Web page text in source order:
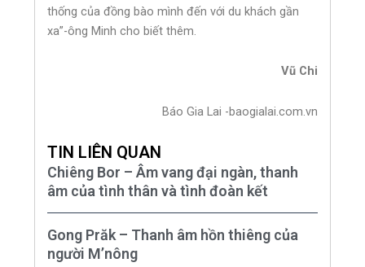
thống của đồng bào mình đến với du khách gần
xa”-ông Minh cho biết thêm.
Vũ Chi
Báo Gia Lai -baogialai.com.vn
TIN LIÊN QUAN
Chiêng Bor – Âm vang đại ngàn, thanh
âm của tình thân và tình đoàn kết
Gong Prăk – Thanh âm hồn thiêng của
người M’nông